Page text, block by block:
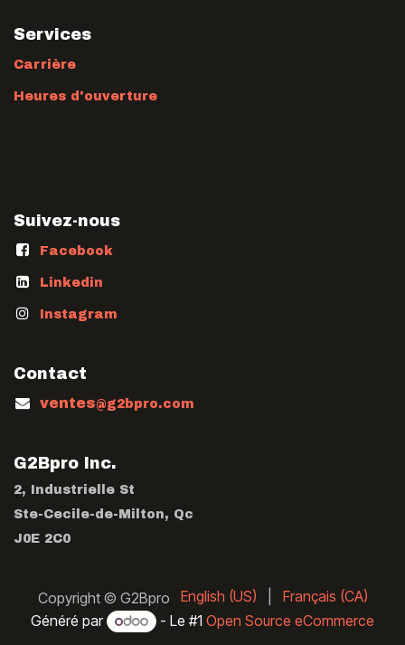
Services
Carrière
Heures d'ouverture
Suivez-nous
Facebook
Linkedin
Instagram
Contact
ventes@g2bpro.com
G2Bpro Inc.
2, Industrielle St
Ste-Cecile-de-Milton, Qc
J0E 2C0
Copyright © G2Bpro English (US)
Français (CA)
Généré par
- Le #1 Open Source eCommerce